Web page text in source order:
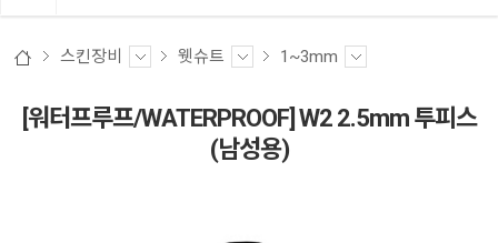
스킨장비 웻슈트 1~3mm
[워터프루프/WATERPROOF] W2 2.5mm 투피스
(남성용)